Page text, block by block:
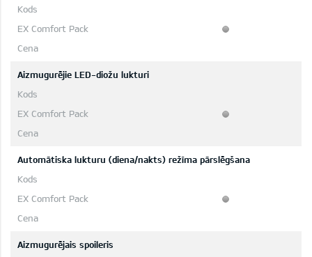
Aizmugurējie LED-diožu lukturi
Automātiska lukturu (diena/nakts) režīma pārslēgšana
Aizmugurējais spoileris